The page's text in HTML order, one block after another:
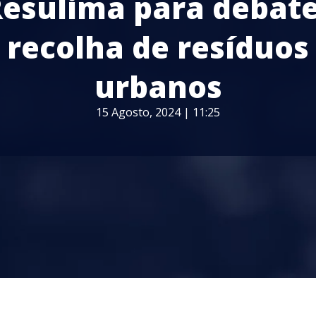
recolha de resíduos
urbanos
15 Agosto, 2024 | 11:25